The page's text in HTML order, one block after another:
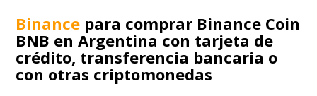
Binance para comprar Binance Coin
BNB en Argentina con tarjeta de
crédito, transferencia bancaria o
con otras criptomonedas